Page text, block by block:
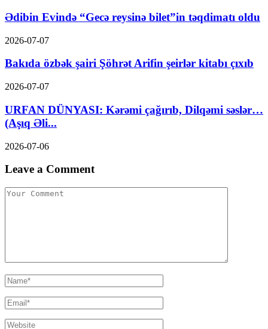
Ədibin Evində “Gecə reysinə bilet”in təqdimatı oldu
2026-07-07
Bakıda özbək şairi Şöhrət Arifin şeirlər kitabı çıxıb
2026-07-07
URFAN DÜNYASI: Kərəmi çağırıb, Dilqəmi səslər…
(Aşıq Əli...
2026-07-06
Leave a Comment